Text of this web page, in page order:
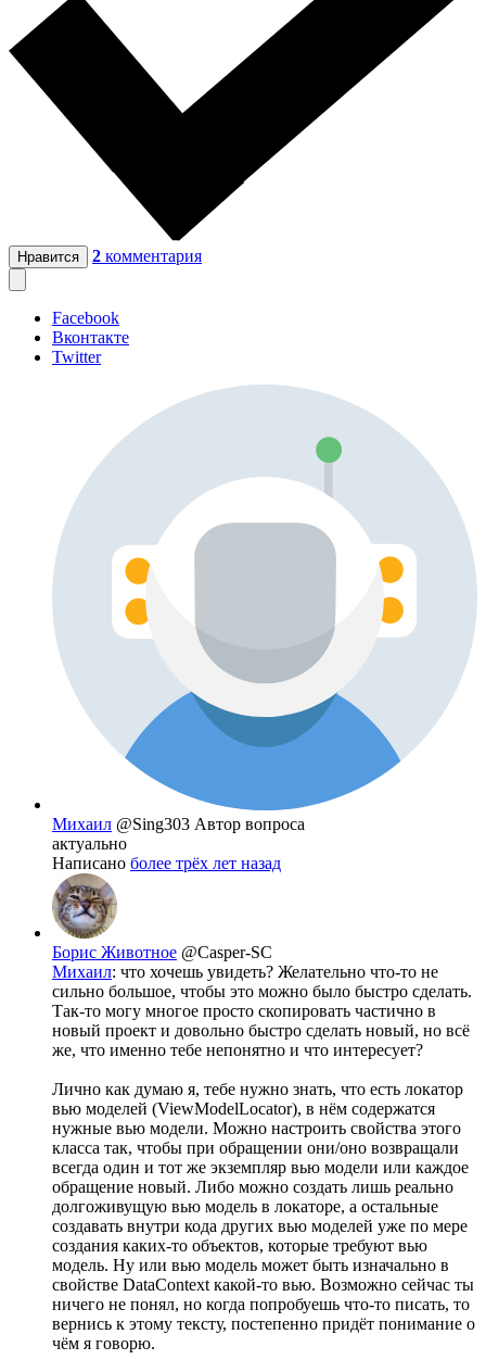
Нравится 2 комментария
Facebook
Вконтакте
Twitter
Михаил @Sing303 Автор вопроса
актуально
Написано более трёх лет назад
Борис Животное @Casper-SC
Михаил: что хочешь увидеть? Желательно что-то не
сильно большое, чтобы это можно было быстро сделать.
Так-то могу многое просто скопировать частично в
новый проект и довольно быстро сделать новый, но всё
же, что именно тебе непонятно и что интересует?
Лично как думаю я, тебе нужно знать, что есть локатор
вью моделей (ViewModelLocator), в нём содержатся
нужные вью модели. Можно настроить свойства этого
класса так, чтобы при обращении они/оно возвращали
всегда один и тот же экземпляр вью модели или каждое
обращение новый. Либо можно создать лишь реально
долгоживущую вью модель в локаторе, а остальные
создавать внутри кода других вью моделей уже по мере
создания каких-то объектов, которые требуют вью
модель. Ну или вью модель может быть изначально в
свойстве DataContext какой-то вью. Возможно сейчас ты
ничего не понял, но когда попробуешь что-то писать, то
вернись к этому тексту, постепенно придёт понимание о
чём я говорю.